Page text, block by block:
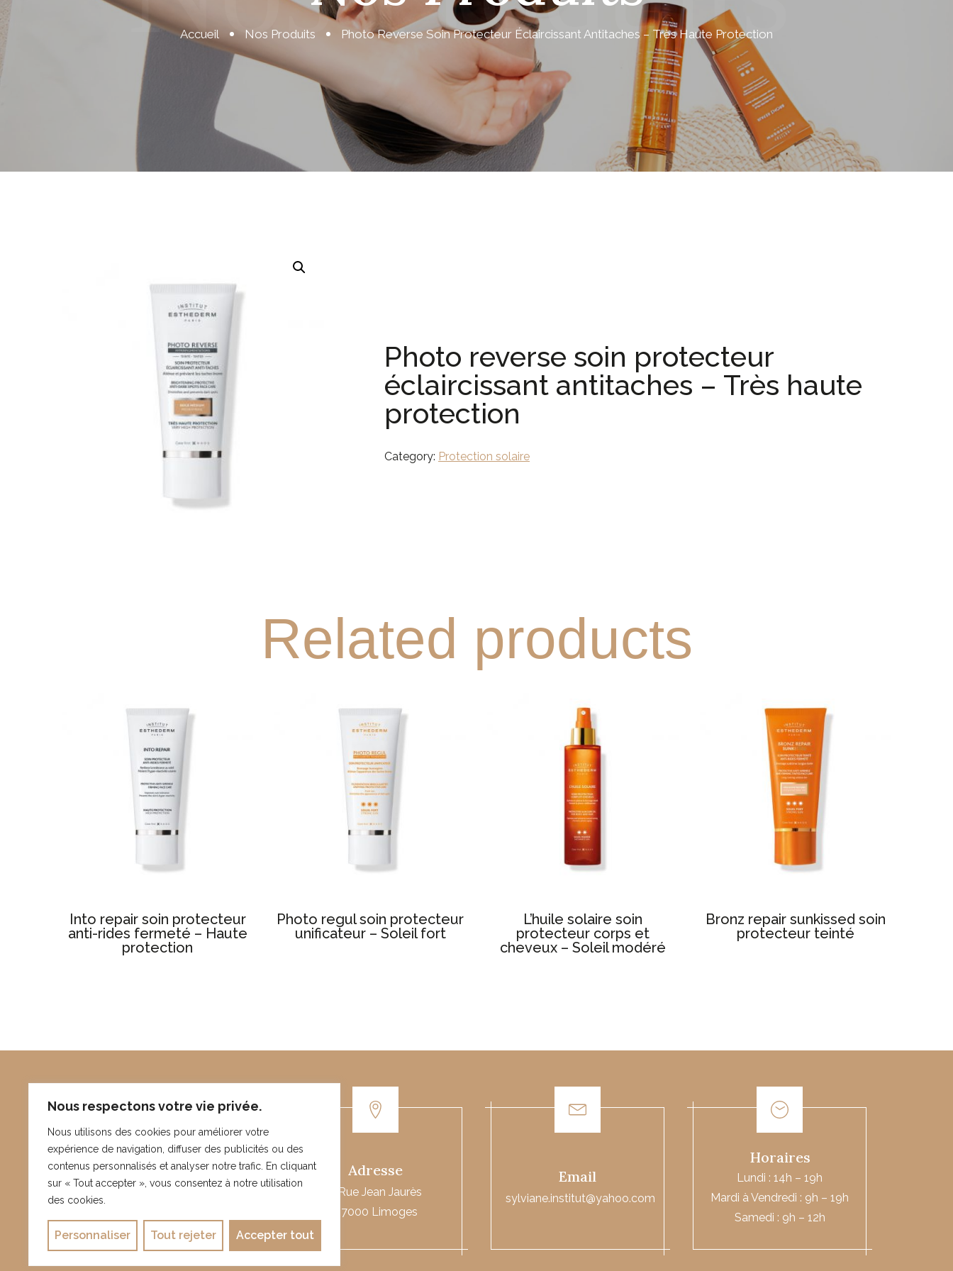
Nous respectons votre vie privée.
Nous utilisons des cookies pour améliorer votre
expérience de navigation, diffuser des publicités ou des
contenus personnalisés et analyser notre trafic. En cliquant
sur « Tout accepter », vous consentez à notre utilisation
des cookies.
Personnaliser Tout rejeter Accepter tout
Accueil Nos Produits Photo Reverse Soin Protecteur Éclaircissant Antitaches – Très Haute Protection
Photo reverse soin protecteur
éclaircissant antitaches – Très haute
protection
Category: Protection solaire
Related products
Into repair soin protecteur
anti-rides fermeté – Haute
protection
Photo regul soin protecteur
unificateur – Soleil fort
L’huile solaire soin
protecteur corps et
cheveux – Soleil modéré
Bronz repair sunkissed soin
protecteur teinté
Téléphone Adresse
5 Rue Jean Jaurès
87000 Limoges
Email
sylviane.institut@yahoo.com
Horaires
Lundi : 14h – 19h
Mardi à Vendredi : 9h – 19h
Samedi : 9h – 12h